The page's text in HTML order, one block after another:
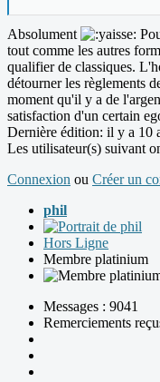
Absolument
tout comme les autres
qualifier de classiques.
détourner les règlements
moment qu'il y a de
satisfaction d'un certain
Dernière édition: il y a 10
Les utilisateur(s) suivant
Connexion ou Créer un
phil
Hors Ligne
Membre platinium
Messages : 9041
Remerciements